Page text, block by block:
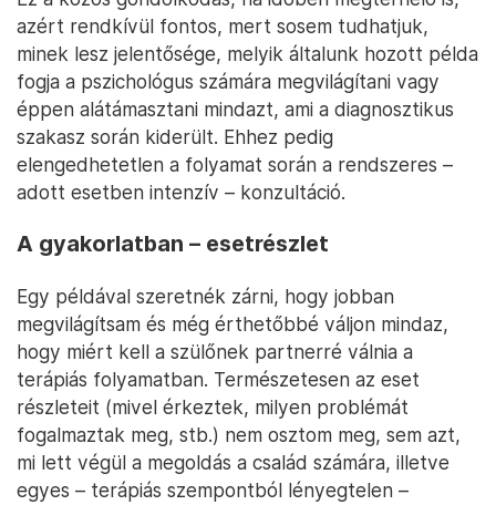
azért rendkívül fontos, mert sosem tudhatjuk,
minek lesz jelentősége, melyik általunk hozott példa
fogja a pszichológus számára megvilágítani vagy
éppen alátámasztani mindazt, ami a diagnosztikus
szakasz során kiderült. Ehhez pedig
elengedhetetlen a folyamat során a rendszeres –
adott esetben intenzív – konzultáció.
A gyakorlatban – esetrészlet
Egy példával szeretnék zárni, hogy jobban
megvilágítsam és még érthetőbbé váljon mindaz,
hogy miért kell a szülőnek partnerré válnia a
terápiás folyamatban. Természetesen az eset
részleteit (mivel érkeztek, milyen problémát
fogalmaztak meg, stb.) nem osztom meg, sem azt,
mi lett végül a megoldás a család számára, illetve
egyes – terápiás szempontból lényegtelen –